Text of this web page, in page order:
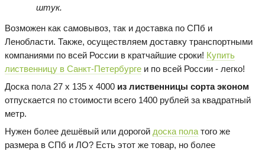
штук.
Возможен как самовывоз, так и доставка по СПб и
Ленобласти. Также, осуществляем доставку транспортными
компаниями по всей России в кратчайшие сроки! Купить
лиственницу в Санкт-Петербурге и по всей России - легко!
Доска пола 27 х 135 х 4000 из лиственницы сорта эконом
отпускается по стоимости всего 1400 рублей за квадратный
метр.
Нужен более дешёвый или дорогой доска пола того же
размера в СПб и ЛО? Есть этот же товар, но более